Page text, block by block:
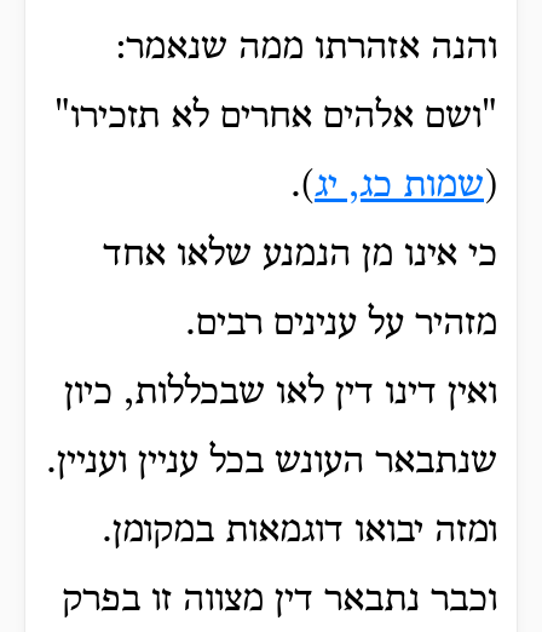
והנה אזהרתו ממה שנאמר:
"ושם אלהים אחרים לא תזכירו"
(שמות כג, יג).
כי אינו מן הנמנע שלאו אחד
מזהיר על ענינים רבים.
ואין דינו דין לאו שבכללות, כיון
שנתבאר העונש בכל עניין ועניין.
ומזה יבואו דוגמאות במקומן.
וכבר נתבאר דין מצווה זו בפרק